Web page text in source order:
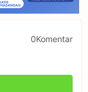
0Komentar